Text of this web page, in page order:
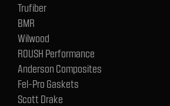
Trufiber
BMR
Wilwood
ROUSH Performance
Anderson Composites
Fel-Pro Gaskets
Scott Drake